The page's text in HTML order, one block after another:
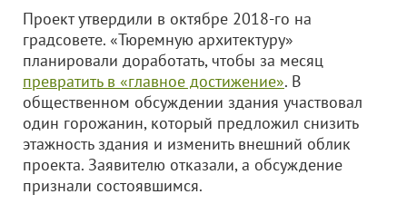
Проект утвердили в октябре 2018-го на
градсовете. «Тюремную архитектуру»
планировали доработать, чтобы за месяц
превратить в «главное достижение». В
общественном обсуждении здания участвовал
один горожанин, который предложил снизить
этажность здания и изменить внешний облик
проекта. Заявителю отказали, а обсуждение
признали состоявшимся.